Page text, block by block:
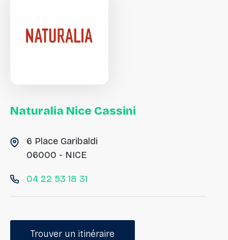
Naturalia Nice Cassini
6 Place Garibaldi
06000 - NICE
04 22 53 18 31
Trouver un itinéraire